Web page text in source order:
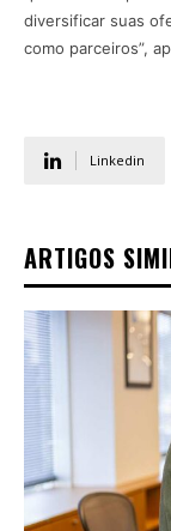
diversificar suas
como parceiros”,
Linkedin
ARTIGOS